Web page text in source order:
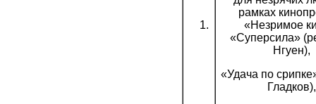
рамках
«Незримое
«Суперсила»
Нгуен),
«Удача по
Гладков),